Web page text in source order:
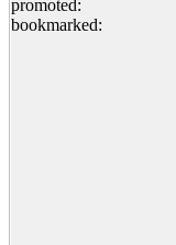
promoted:
bookmarked: